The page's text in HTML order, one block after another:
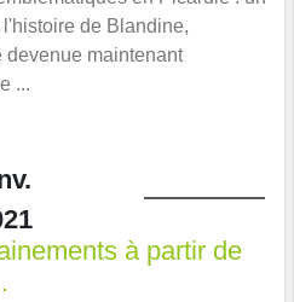
l'histoire de Blandine,
devenue maintenant
...
à partir de